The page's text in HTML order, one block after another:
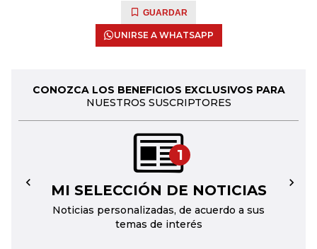
GUARDAR
UNIRSE A WHATSAPP
CONOZCA LOS BENEFICIOS EXCLUSIVOS PARA
NUESTROS SUSCRIPTORES
1
MI SELECCIÓN DE NOTICIAS
Noticias personalizadas, de acuerdo a sus
temas de interés
← →